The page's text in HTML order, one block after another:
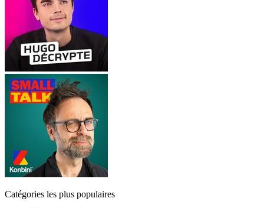
Catégories les plus populaires